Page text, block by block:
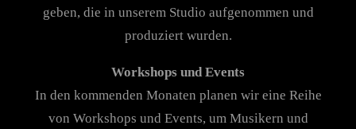
geben, die in unserem Studio aufgenommen und
produziert wurden.
Workshops und Events
In den kommenden Monaten planen wir eine Reihe
von Workshops und Events, um Musikern und